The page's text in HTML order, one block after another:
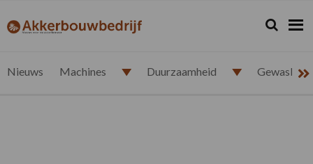
de
de
de
de
akkerbouwbedrijf.nl Zoeken...
Zoek
Nieuws Machines Duurzaamheid